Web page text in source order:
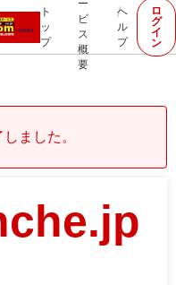
ト
ッ
プ
ー
ビ
ス
概
要
ヘ
ル
プ
ロ
グ
イ
ン
ました。